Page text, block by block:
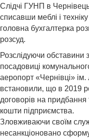
Слідчі ГУНП в
списавши меблі і
головна бухгалтерка
розсуд.
Розслідуючи обставини
посадовиці
аеропорт «Чернівці»
встановили, що в 2019
договорів на придбання
кошти підприємства.
Зловживаючи своїм
несанкціоновано